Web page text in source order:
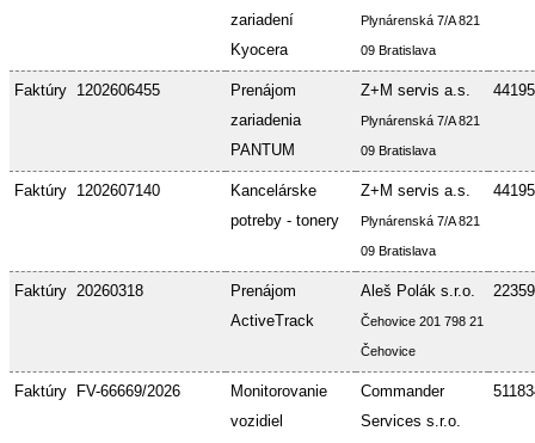
zariadení
Kyocera
Plynárenská 7/A 821
09 Bratislava
Faktúry 1202606455
Prenájom
zariadenia
PANTUM
Z+M servis a.s.
Plynárenská 7/A 821
09 Bratislava
Faktúry 1202607140
Kancelárske
potreby - tonery
Z+M servis a.s.
Plynárenská 7/A 821
09 Bratislava
Faktúry 20260318
Prenájom
ActiveTrack
Aleš Polák s.r.o.
Čehovice 201 798 21
Čehovice
Faktúry FV-66669/2026
Monitorovanie
vozidiel
Commander
Services s.r.o.